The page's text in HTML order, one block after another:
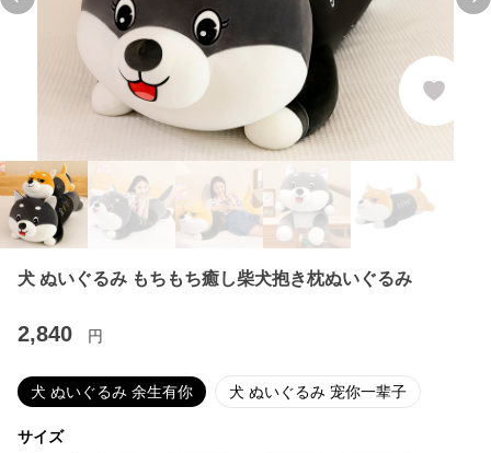
Previous slide
犬 ぬいぐるみ もちもち癒し柴犬抱き枕ぬいぐるみ
2,840 円
犬 ぬいぐるみ 余生有你 犬 ぬいぐるみ 宠你一辈子
サイズ